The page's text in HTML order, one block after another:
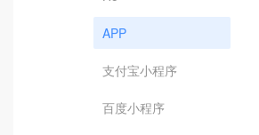
APP
支付宝小程序
百度小程序